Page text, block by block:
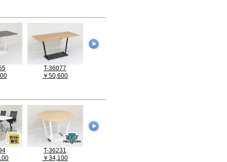
T-36077
￥50,600
T-36231
￥34,100